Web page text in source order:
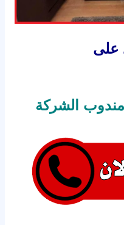
على
الشركة